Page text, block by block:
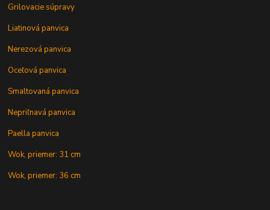
Grilovacie súpravy
Liatinová panvica
Nerezová panvica
Oceľová panvica
Smaltovaná panvica
Nepriľnavá panvica
Paella panvica
Wok, priemer: 31 cm
Wok, priemer: 36 cm